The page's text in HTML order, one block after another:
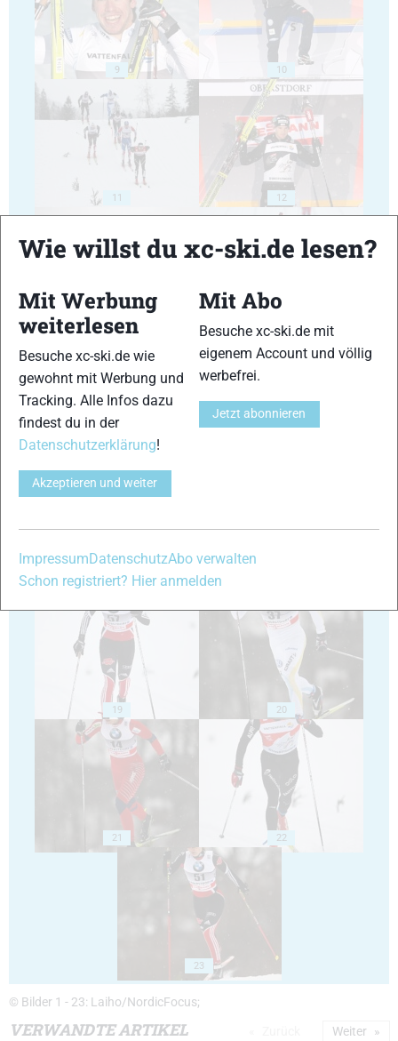
9 10
11 12
13 14
15
17
19 20
21 22
23
© Bilder 1 - 23: Laiho/NordicFocus;
VERWANDTE ARTIKEL Weiter
Wie willst du xc-ski.de lesen?
Mit Werbung
weiterlesen
Besuche xc-ski.de wie
gewohnt mit Werbung und
Tracking. Alle Infos dazu
findest du in der
Datenschutzerklärung!
Akzeptieren und weiter
Mit Abo
Besuche xc-ski.de mit
eigenem Account und völlig
werbefrei.
Jetzt abonnieren
Impressum DatenschutzAbo verwalten
Schon registriert? Hier anmelden